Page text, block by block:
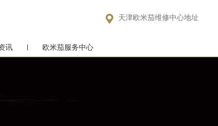
 天津欧米茄维修中心地址
讯 欧米茄服务中心